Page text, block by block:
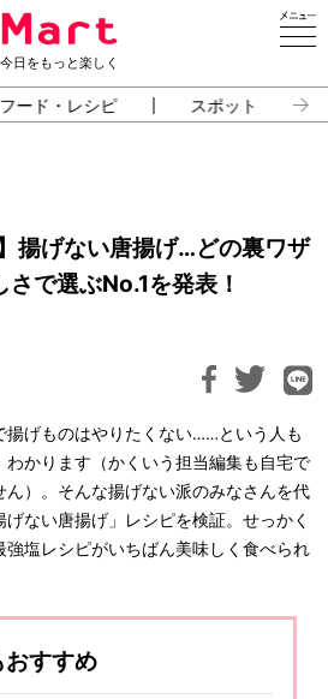
今日をもっと楽しく
フード・レシピ スポット
揚げない唐揚げ…どの裏ワザ
で選ぶNo.1を発表！
揚げものはやりたくない……という人も
わかります（かくいう担当編集も自宅で
）。そんな揚げない派のみなさんを代
ない唐揚げ」レシピを検証。せっかく
塩レシピがいちばん美味しく食べられ
おすすめ